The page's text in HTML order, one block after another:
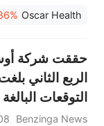
Oscar Health
حققت شركة
4.882
Benzinga News